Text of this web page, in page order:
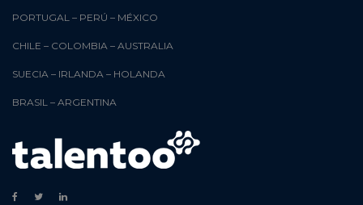
PORTUGAL – PERÚ – MÉXICO
CHILE – COLOMBIA – AUSTRALIA
SUECIA – IRLANDA – HOLANDA
BRASIL – ARGENTINA